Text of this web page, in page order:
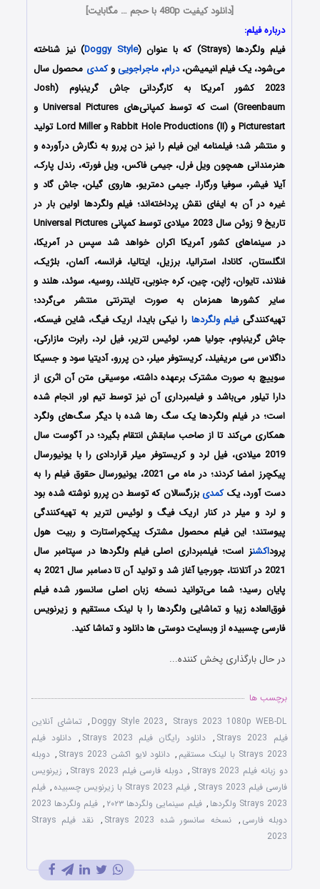
[دانلود کیفیت 480p با حجم … مگابایت
]
درباره فیلم:
فیلم ولگردها (Strays) که با عنوان (
Doggy Style) نیز شناخته
می‌شود، یک فیلم انیمیشن،درام،ماجراجوییوکمدی محصول سال
2023 کشور آمریکا به کارگردانی جاش گرینباوم (Josh
Greenbaum) است که توسط کمپانی‌‌های Universal Pictures و
Picturestart و Rabbit Hole Productions (II) و Lord Miller تولید
و منتشر شد؛ فیلمنامه این فیلم را نیز دن پررو به نگارش درآورده و
هنرمندانی همچون ویل فرل، جیمی فاکس، ویل فورته، رندل پارک،
آیلا فیشر، سوفیا ورگارا، جیمی دمتریو، هاروی گیلن، جاش گاد و
غیره در آن به ایفای نقش پرداخته‌اند؛ فیلم ولگردها اولین بار در
تاریخ 9 زوئن سال 2023 میلادی توسط کمپانی Universal Pictures
در سینماهای کشور آمریکا اکران خواهد شد سپس در آمریکا،
انگلستان، کانادا، استرالیا، برزیل، ایتالیا، فرانسه، آلمان، بلژیک،
فنلاند، تایوان، ژاپن، چین، کره جنوبی، تایلند، روسیه، سوئد، هلند و
سایر کشورها همزمان به صورت اینترنتی منتشر می‌گردد؛
تهیه‌کنندگیفیلم ولگردها را نیکی بایدا، اریک فیگ، شاین فیسکه،
جاش گرینباوم، جولیا همر، لوئیس لتریر، فیل لرد، رابرت مازارکی،
داگلاس سی مریفیلد، کریستوفر میلر، دن پررو، آدیتیا سود و جسیکا
سوییچ به صورت مشترک برعهده داشته، موسیقی متن آن اثری از
دارا تیلور می‌باشد و فیلمبرداری آن نیز توسط تیم اور انجام شده
است؛ در فیلم ولگردها یک سگ رها شده با دیگر سگ‌های ولگرد
همکاری می‌کند تا از صاحب سابقش انتقام بگیرد؛ در آگوست سال
2019 میلادی، فیل لرد و کریستوفر میلر قراردادی را با یونیورسال
پیکچرز امضا کردند؛ در ماه می 2021، یونیورسال حقوق فیلم را به
دست آورد، یککمدی بزرگسالان که توسط دن پررو نوشته شده بود
و لرد و میلر در کنار اریک فیگ و لوئیس لتریر به تهیه‌کنندگی
پیوستند؛ این فیلم محصول مشترک پیکچراستارت و ربیت هول
پروداکشنز است؛ فیلمبرداری اصلی فیلم ولگردها در سپتامبر سال
2021 در آتلانتا، جورجیا آغاز شد و تولید آن تا دسامبر سال 2021 به
پایان رسید؛ شما می‌توانید نسخه زبان اصلی سانسور شده فیلم
فوق‌العاده زیبا و تماشایی ولگردها را با ‌لینک مستقیم و زیرنویس
فارسی چسبیده از وبسایت دوستی ها دانلود و تماشا کنید.
در حال بارگذاری پخش کننده...
برچسب ها
Doggy Style 2023, Strays 2023 1080p WEB-DL
, تماشای آنلاین
فیلم Strays 2023
, دانلود رایگان فیلم Strays 2023 , دانلود فیلم
Strays 2023 با لینک مستقیم
, دانلود لایو اکشن Strays 2023 , دوبله
دو زبانه فیلم Strays 2023
, دوبله فارسی فیلم Strays 2023 , زیرنویس
فارسی فیلم Strays 2023
, فیلم Strays 2023 با زیرنویس چسبیده , فیلم
Strays 2023 ولگردها
, فیلم سینمایی ولگردها ۲۰۲۳ ,
فیلم ولگردها 2023
دوبله فارسی , نسخه سانسور شده Strays 2023 ,
نقد فیلم Strays
2023